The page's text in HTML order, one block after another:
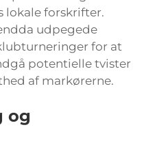
lokale forskrifter.
udpegede
for at
potentielle tvister
af markørerne.
og